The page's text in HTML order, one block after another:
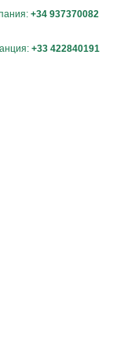
+34 937370082
+33 422840191